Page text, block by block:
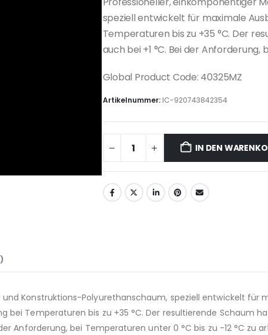
speziell entwickelt für maximale
Temperaturen bis zu +35 °C. Der
auch bei +1 °C. Bei der
Global Product Code: 40325MZ
Artikelnummer: IC-920743842354
IN DEN
Konstruktions-Polyurethanschaum, speziell entwickelt für
bei Temperaturen bis zu +35 °C. Der resultierende Schaum
Anforderung, bei Temperaturen unter 0 °C bis zu -12 °C zu